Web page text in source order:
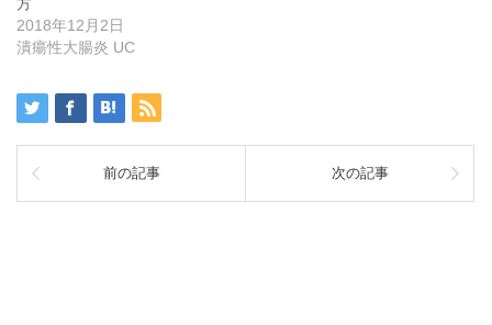
2018年12月2日
潰瘍性大腸炎 UC
前の記事 次の記事